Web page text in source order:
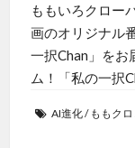
ももいろクロー
画のオリジナル
一択Chan」を
ム！「私の一択
AI進化/ ももクロ